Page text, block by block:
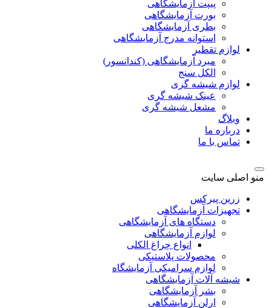
پیپت آزمایشگاهی
بورت آزمایشگاهی
بطری آزمایشگاهی
استوانه مدرج آزمایشگاهی
لوازم تقطیر
مبرد آزمایشگاهی (کندانسور)
الکل سنج
لوازم شیشه گری
عینک شیشه گری
مشعل شیشه گری
وبلاگ
درباره ما
تماس با ما
منو اصلی سایت
زرین پیرکس
تجهیزات آزمایشگاهی
دستگاه های آزمایشگاهی
لوازم آزمایشگاهی
انواع چراغ الکلی
محصولات پلاستیکی
لوازم سرامیکی آزمایشگاه
شیشه آلات آزمایشگاهی
بشر آزمایشگاهی
ارلن آزمایشگاهی